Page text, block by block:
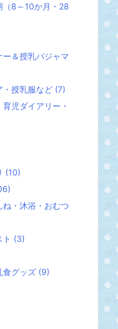
（8～10か月・28
ー＆授乳パジャマ
・授乳服など (7)
児ダイアリー・
(10)
ね・沐浴・おむつ
(3)
食グッズ (9)